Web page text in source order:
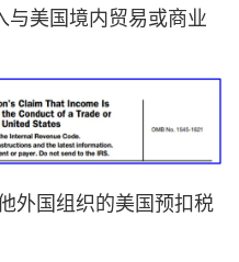
美国境内贸易或商业
外国组织的美国预扣税